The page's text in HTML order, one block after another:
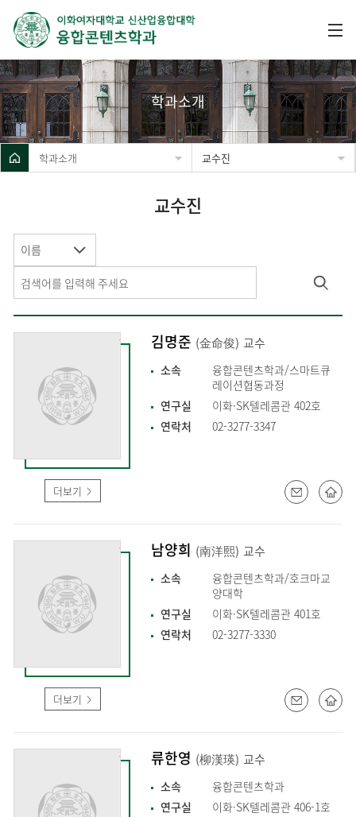
학과소개
학과소개 교수진
교수진
이름
더보기
김명준 (金命俊) 교수
소속
융합콘텐츠학과/스마트큐
레이션협동과정
연구실
이화·SK텔레콤관 402호
연락처
02-3277-3347
더보기
남양희 (南洋熙) 교수
소속
융합콘텐츠학과/호크마교
양대학
연구실
이화·SK텔레콤관 401호
연락처
02-3277-3330
류한영 (柳漢瑛) 교수
소속
융합콘텐츠학과
연구실
이화·SK텔레콤관 406-1호